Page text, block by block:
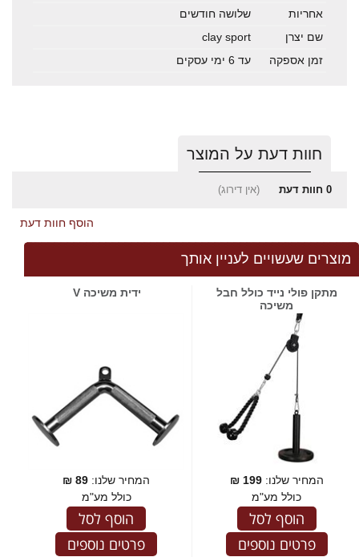
אחריות
שלושה חודשים
שם יצרן
clay sport
זמן אספקה
עד 6 ימי עסקים
חוות דעת על המוצר
0 חוות דעת (אין דירוג)
הוסף חוות דעת
מוצרים שעשויים לעניין אותך
מתקן פולי נייד כולל חבל
משיכה
המחיר שלנו:199
₪
כולל מע"מ
הוסף לסל
פרטים נוספים
ידית משיכה V
המחיר שלנו: 89
₪
כולל מע"מ
הוסף לסל
פרטים נוספים